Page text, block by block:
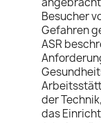
Besucher
Gefahren
ASR
der
das